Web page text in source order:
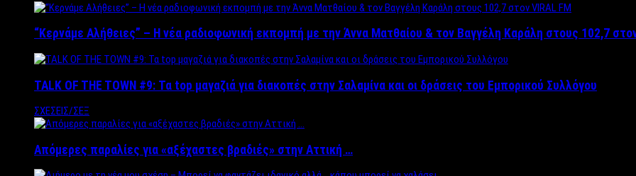
“Kερνάμε Αλήθειες” – Η νέα ραδιοφωνική εκπομπή με την Άννα Ματθαίου & τον Βαγγέλη Καράλη στους 102,7
TALK OF THE TOWN #9: Τα top μαγαζιά για διακοπές στην Σαλαμίνα και οι δράσεις του Εμπορικού Συλλόγου
ΣΧΕΣΕΙΣ/ΣΕΞ
Απόμερες παραλίες για «αξέχαστες βραδιές» στην Αττική …